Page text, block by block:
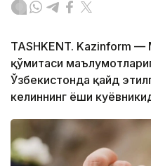
TASHKENT. Kazinform —
қўмитаси
Ўзбекистонда қайд
келиннинг ёши